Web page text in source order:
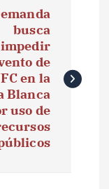
busca
impedir
de
en la
Blanca
uso de